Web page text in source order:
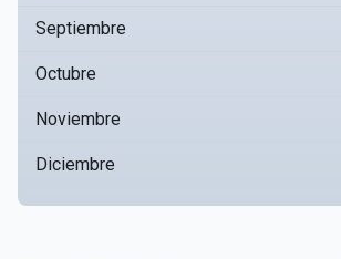
Septiembre
Octubre
Noviembre
Diciembre